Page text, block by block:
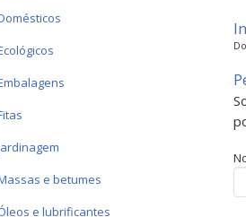
domésticos
ecológicos
embalagens
fitas
jardinagem
massas e betumes
óleos e lubrificantes